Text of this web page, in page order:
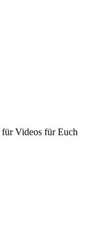
für Videos für Euch